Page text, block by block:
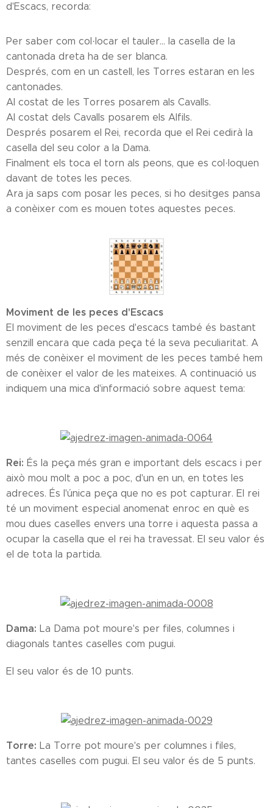
d'Escacs, recorda:
Per saber com col·locar el tauler... la casella de la
cantonada dreta ha de ser blanca.
Després, com en un castell, les Torres estaran en les
cantonades.
Al costat de les Torres posarem als Cavalls.
Al costat dels Cavalls posarem els Alfils.
Després posarem el Rei, recorda que el Rei cedirà la
casella del seu color a la Dama.
Finalment els toca el torn als peons, que es col·loquen
davant de totes les peces.
Ara ja saps com posar les peces, si ho desitges pansa
a conèixer com es mouen totes aquestes peces.
Moviment de les peces d'Escacs
El moviment de les peces d'escacs també és bastant
senzill encara que cada peça té la seva peculiaritat. A
més de conèixer el moviment de les peces també hem
de conèixer el valor de les mateixes. A continuació us
indiquem una mica d'informació sobre aquest tema:
Rei: És la peça més gran e important dels escacs i per
això mou molt a poc a poc, d'un en un, en totes les
adreces. És l'única peça que no es pot capturar. El rei
té un moviment especial anomenat enroc en què es
mou dues caselles envers una torre i aquesta passa a
ocupar la casella que el rei ha travessat. El seu valor és
el de tota la partida.
Dama: La Dama pot moure's per files, columnes i
diagonals tantes caselles com pugui.
El seu valor és de 10 punts.
Torre: La Torre pot moure's per columnes i files,
tantes caselles com pugui. El seu valor és de 5 punts.